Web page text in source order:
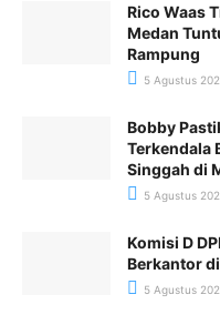
Rico Waas
Medan
Rampung
5 Agustus
Bobby
Terkendala
Singgah di
5 Agustus
Komisi D
Berkantor
5 Agustus